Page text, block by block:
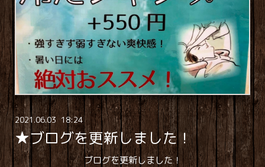
2021.06.03 18:24
★ブログを更新しました！
ブログを更新しました！